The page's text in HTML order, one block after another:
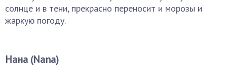
солнце и в тени, прекрасно переносит и морозы и
жаркую погоду.
Нана (Nana)